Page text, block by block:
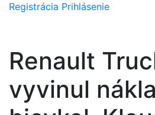
Registrácia Prihlásenie
Renault
vyvinul